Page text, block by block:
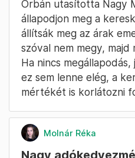
szerinte egy inflációt
Az áremelkedés ellen
lehet jól védekezni, de
minden körülmény
elég Orbán szerint.
áruházak jelentősen
januárban a tejet 39, a
emelték meg. „Ez sok,
megengedhetetlen.”
Orbán utasította Nagy